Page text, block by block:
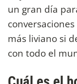
un gran día
más liviano si
con todo el